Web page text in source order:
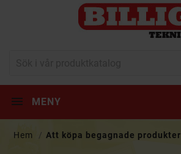
MENY
Hem Att köpa begagnade produkter